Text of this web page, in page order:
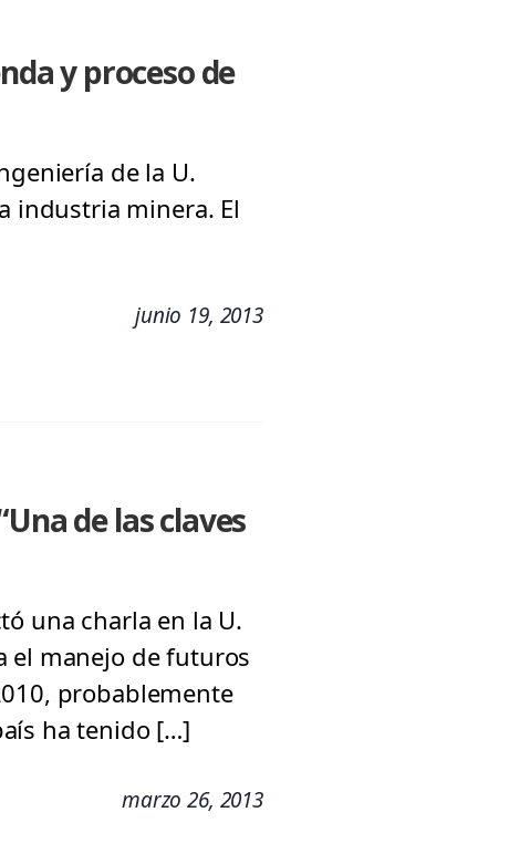
y proceso de
de la U.
industria minera. El
junio 19, 2013
de las claves
una charla en la U.
el manejo de futuros
probablemente
ha tenido […]
marzo 26, 2013